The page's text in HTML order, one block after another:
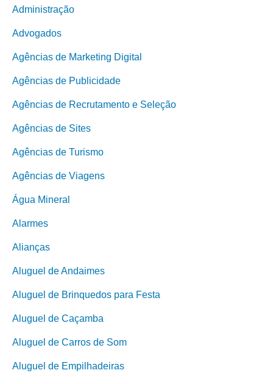
Administração
Advogados
Agências de Marketing Digital
Agências de Publicidade
Agências de Recrutamento e Seleção
Agências de Sites
Agências de Turismo
Agências de Viagens
Água Mineral
Alarmes
Alianças
Aluguel de Andaimes
Aluguel de Brinquedos para Festa
Aluguel de Caçamba
Aluguel de Carros de Som
Aluguel de Empilhadeiras